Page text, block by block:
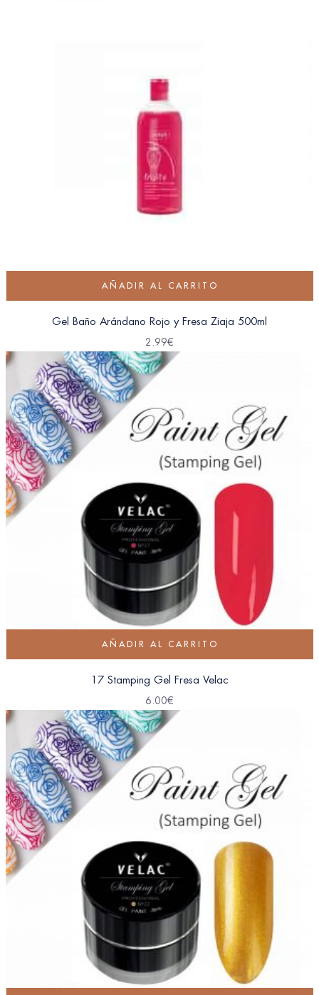
AÑADIR AL CARRITO
Gel Baño Arándano Rojo y Fresa Ziaja 500ml
2.99€
AÑADIR AL CARRITO
17 Stamping Gel Fresa Velac
6.00€